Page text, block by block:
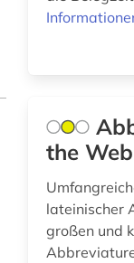
the Web
lateinischer
großen und